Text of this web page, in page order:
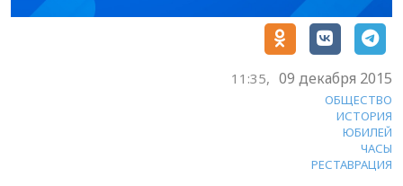
11:35, 09 декабря 2015
ОБЩЕСТВО
ИСТОРИЯ
ЮБИЛЕЙ
ЧАСЫ
РЕСТАВРАЦИЯ